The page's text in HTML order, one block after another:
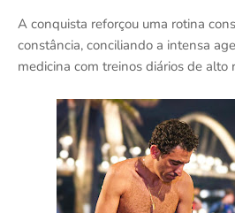
A conquista reforçou uma rotina
constância, conciliando a intensa
medicina com treinos diários de alto